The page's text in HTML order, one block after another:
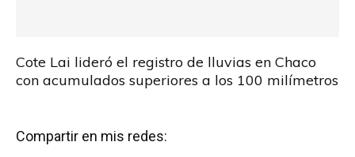
Cote Lai lideró el registro de lluvias en Chaco
con acumulados superiores a los 100 milímetros
Compartir en mis redes: